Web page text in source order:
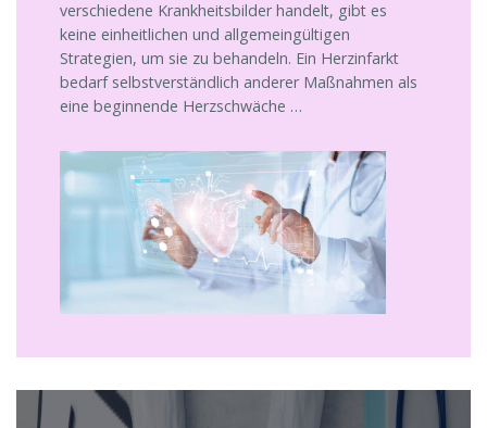
verschiedene Krankheitsbilder handelt, gibt es
keine einheitlichen und allgemeingültigen
Strategien, um sie zu behandeln. Ein Herzinfarkt
bedarf selbstverständlich anderer Maßnahmen als
eine beginnende Herzschwäche …